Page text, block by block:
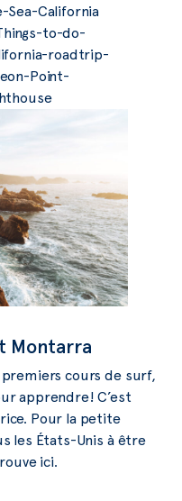
Montarra
premiers cours de surf,
apprendre! C’est
Pour la petite
les États-Unis à être
ici.